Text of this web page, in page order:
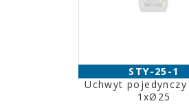
STY-25-1
Uchwyt
1xØ25